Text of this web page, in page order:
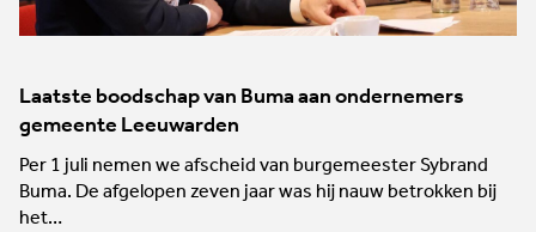
Laatste boodschap van Buma aan ondernemers
gemeente Leeuwarden
Per 1 juli nemen we afscheid van burgemeester Sybrand
Buma. De afgelopen zeven jaar was hij nauw betrokken bij
het…